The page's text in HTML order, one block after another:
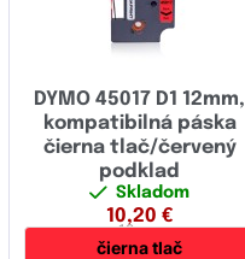
DYMO 45017 D1 12mm,
kompatibilná páska
čierna tlač/červený
podklad
Skladom
10,20 €
12 mm
čierna tlač